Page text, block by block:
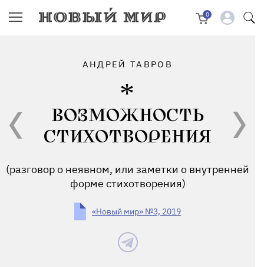
0
АНДРЕЙ ТАВРОВ
ВОЗМОЖНОСТЬ
СТИХОТВОРЕНИЯ
(разговор о неявном, или заметки о внутренней
форме стихотворения)
«Новый мир» №3, 2019